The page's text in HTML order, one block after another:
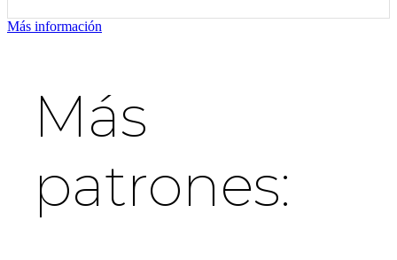
Más información
Más
patrones: